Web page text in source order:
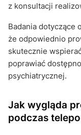
z konsultacji
Badania dotyczące
że odpowiednio
skutecznie
poprawiać
psychiatrycznej.
Jak wygląda
podczas